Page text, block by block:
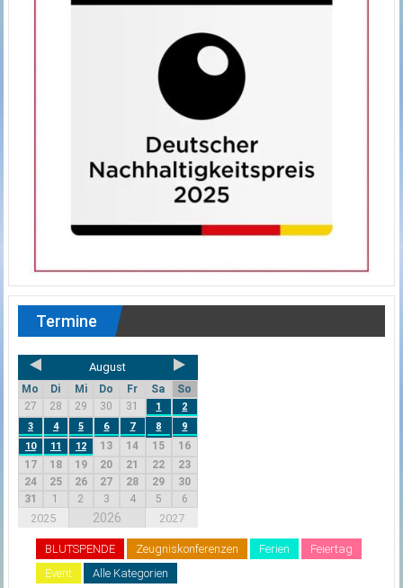
Termine
August
Mo Di Mi Do Fr Sa
So
27
28 29 30 31 1
2
3
4 5 6 7 8
9
10
11 12 13 14 15
16
17
18 19 20 21 22
23
24
25 26 27 28 29
30
31
1 2 3 4 5 6
2025 2026 2027
BLUTSPENDE Zeugniskonferenzen Ferien
Feiertag
Event
Alle Kategorien